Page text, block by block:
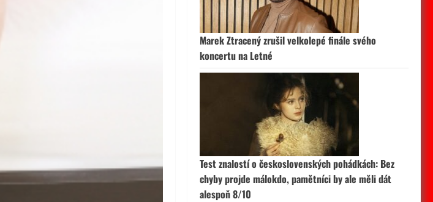
Marek Ztracený zrušil velkolepé finále svého
koncertu na Letné
Test znalostí o československých pohádkách: Bez
chyby projde málokdo, pamětníci by ale měli dát
alespoň 8/10